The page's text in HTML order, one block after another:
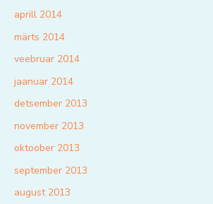
aprill 2014
märts 2014
veebruar 2014
jaanuar 2014
detsember 2013
november 2013
oktoober 2013
september 2013
august 2013